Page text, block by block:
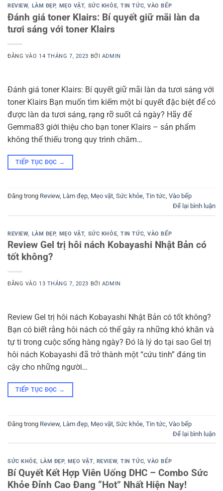
REVIEW, LÀM ĐẸP, MẸO VẶT, SỨC KHỎE,TIN TỨC,VÀO BẾP
Đánh giá toner Klairs: Bí quyết giữ mãi làn da
tươi sáng với toner Klairs
ĐĂNG VÀO 14 THÁNG 7, 2023 BỞI ADMIN
Đánh giá toner Klairs: Bí quyết giữ mãi làn da tươi sáng với
toner Klairs Bạn muốn tìm kiếm một bí quyết đặc biệt để có
được làn da tươi sáng, rạng rỡ suốt cả ngày? Hãy để
Gemma83 giới thiệu cho bạn toner Klairs – sản phẩm
không thể thiếu trong quy trình chăm…
TIẾP TỤC ĐỌC →
Đăng trong Review, Làm đẹp Mẹo vặt Sức khỏe Tin tức Vào bếp
Để lại bình luận
REVIEW, LÀM ĐẸP, MẸO VẶT, SỨC KHỎE ,TIN TỨC ,VÀO BẾP
Review Gel trị hôi nách Kobayashi Nhật Bản có
tốt không?
ĐĂNG VÀO 13 THÁNG 7, 2023 BỞI ADMIN
Review Gel trị hôi nách Kobayashi Nhật Bản có tốt không?
Bạn có biết rằng hôi nách có thể gây ra những khó khăn và
tự ti trong cuộc sống hàng ngày? Đó là lý do tại sao Gel trị
hôi nách Kobayashi đã trở thành một “cứu tinh” đáng tin
cậy cho những người…
TIẾP TỤC ĐỌC →
Đăng trong Review, Làm đẹp Mẹo vặt Sức khỏe Tin tức Vào bếp
Để lại bình luận
SỨC KHỎE, LÀM ĐẸP, MẸO VẶT, REVIEW,TIN TỨC,VÀO BẾP
Bí Quyết Kết Hợp Viên Uống DHC – Combo Sức
Khỏe Đỉnh Cao Đang “Hot” Nhất Hiện Nay!